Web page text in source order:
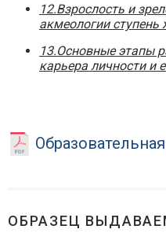
12.Взрослость и
акмеологии ступень
13.Основные этапы
карьера личности и
ОБРАЗЕЦ